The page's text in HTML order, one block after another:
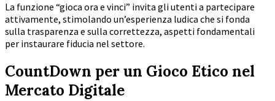
La funzione “gioca ora e vinci” invita gli utenti a partecipare
attivamente, stimolando un’esperienza ludica che si fonda
sulla trasparenza e sulla correttezza, aspetti fondamentali
per instaurare fiducia nel settore.
CountDown per un Gioco Etico nel
Mercato Digitale